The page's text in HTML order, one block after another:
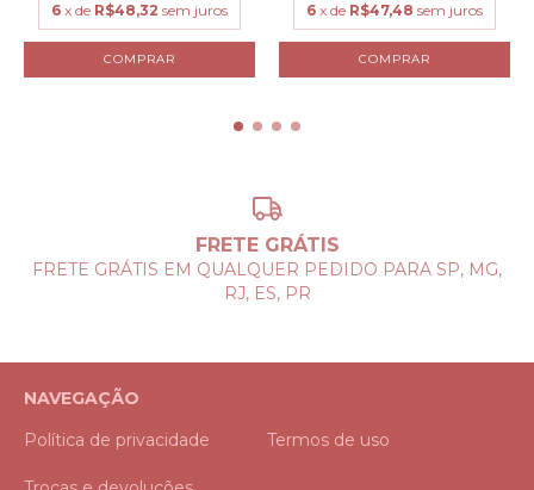
6 x de R$48,32 sem juros
COMPRAR
6 x de R$47,48 sem juros
COMPRAR
FRETE GRÁTIS
FRETE GRÁTIS EM QUALQUER PEDIDO PARA SP, MG,
RJ, ES, PR
NAVEGAÇÃO
Política de privacidade
Termos de uso